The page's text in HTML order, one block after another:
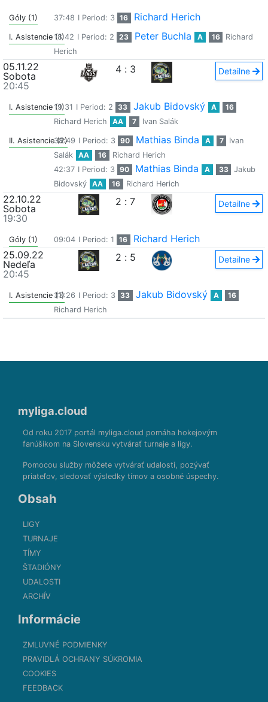
Góly (1) 37:48 I Period: 3 16 Richard Herich
I. Asistencie (1)18:42 I Period: 2 23 Peter Buchla A 16
Richard
Herich
05.11.22
Sobota
20:45
4 : 3 Detailne
I. Asistencie (1)19:31 I Period: 2 33 Jakub Bidovský A
16
Richard Herich
AA 7 Ivan Salák
II. Asistencie (2)
38:49 I Period: 3 90 Mathias Binda A 7
Ivan
Salák
AA 16
Richard Herich
42:37 I Period: 3 90 Mathias Binda A 33
Jakub
Bidovský
AA 16 Richard Herich
22.10.22
Sobota
19:30
2 : 7 Detailne
Góly (1) 09:04 I Period: 1 16
Richard Herich
25.09.22
Nedeľa
20:45
2 : 5 Detailne
I. Asistencie (1)33:26 I Period: 3 33 Jakub Bidovský A
16
Richard Herich
myliga.cloud
Od roku 2017 portál myliga.cloud pomáha hokejovým
fanúšikom na Slovensku vytvárať turnaje a ligy.
Pomocou služby môžete vytvárať udalosti, pozývať
priateľov, sledovať výsledky tímov a osobné úspechy.
Obsah
LIGY
TURNAJE
TÍMY
ŠTADIÓNY
UDALOSTI
ARCHÍV
Informácie
ZMLUVNÉ PODMIENKY
PRAVIDLÁ OCHRANY SÚKROMIA
COOKIES
FEEDBACK